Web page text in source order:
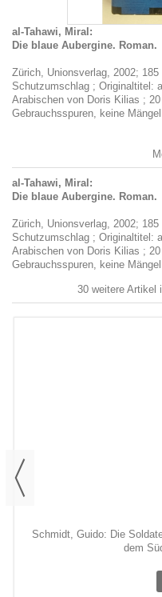
al-Tahawi, Miral:
Die blaue Aubergine. Roman.
Zürich, Unionsverlag, 2002;
Schutzumschlag ; Originaltitel:
Arabischen von Doris Kilias ;
Gebrauchsspuren, keine
al-Tahawi, Miral:
Die blaue Aubergine. Roman.
Zürich, Unionsverlag, 2002;
Schutzumschlag ; Originaltitel:
Arabischen von Doris Kilias ;
Gebrauchsspuren, keine
30 weitere Artikel
Schmidt, Guido: Die
dem